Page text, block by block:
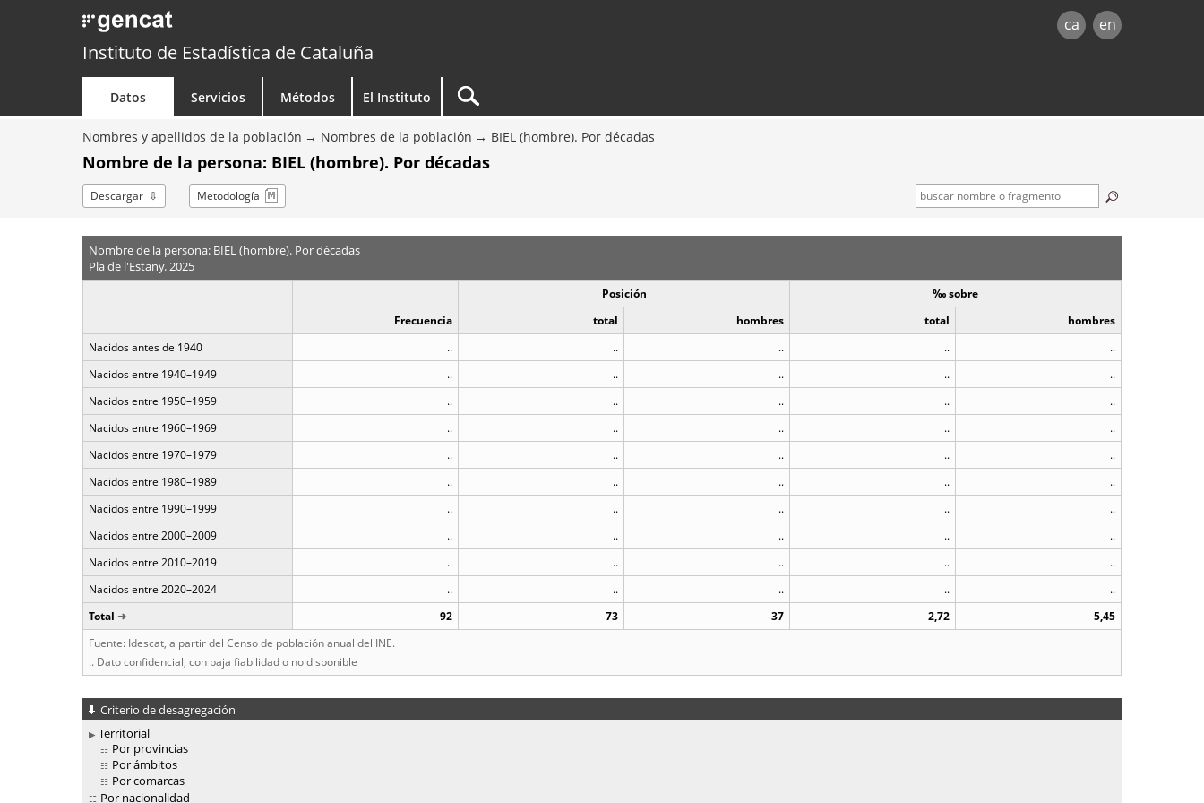
ca en
Instituto de Estadística de Cataluña
Datos Servicios Métodos El Instituto
Nombres y apellidos de la población Nombres de la población BIEL (hombre). Por décadas
Nombre de la persona: BIEL (hombre). Por décadas
Descargar Metodología
Nombre de la persona: BIEL (hombre). Por décadas
Pla de l'Estany. 2025
Posición
‰ sobre
Frecuencia
total hombres total
hombres
Nacidos antes de 1940
.. .. .. ..
..
Nacidos entre 1940–1949
.. .. .. ..
..
Nacidos entre 1950–1959
.. .. .. ..
..
Nacidos entre 1960–1969
.. .. .. ..
..
Nacidos entre 1970–1979
.. .. .. ..
..
Nacidos entre 1980–1989
.. .. .. ..
..
Nacidos entre 1990–1999
.. .. .. ..
..
Nacidos entre 2000–2009
.. .. .. ..
..
Nacidos entre 2010–2019
.. .. .. ..
..
Nacidos entre 2020–2024
.. .. .. ..
..
Total
92 73 37 2,72
5,45
Fuente: Idescat, a partir del Censo de población anual del INE.
.. Dato confidencial, con baja fiabilidad o no disponible
Criterio de desagregación
Territorial
Por provincias
Por ámbitos
Por comarcas
Por nacionalidad